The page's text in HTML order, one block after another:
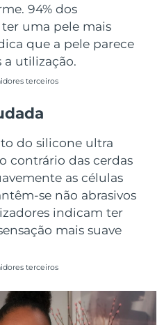
94% dos
uma pele mais
que a pele parece
a utilização.
terceiros
do silicone ultra
contrário das cerdas
as células
se não abrasivos
indicam ter
mais suave
terceiros
Entrega prevista
Entrega prevista8/12/26
Entrega prevista
Entrega prevista